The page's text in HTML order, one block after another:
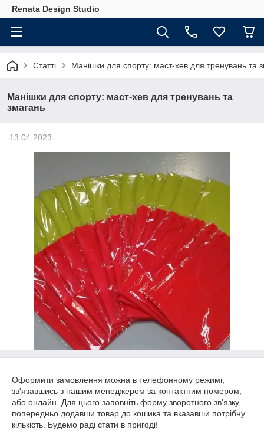
Renata Design Studio
Статті Манішки для спорту: маст-хев для тренувань та
Манішки для спорту: маст-хев для тренувань та
змагань
13.04.2023
Оформити замовлення можна в телефонному режимі,
зв'язавшись з нашим менеджером за контактним номером,
або онлайн. Для цього заповніть форму зворотного зв'язку,
попередньо додавши товар до кошика та вказавши потрібну
кількість. Будемо раді стати в пригоді!